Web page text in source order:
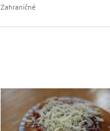
Zahraničné